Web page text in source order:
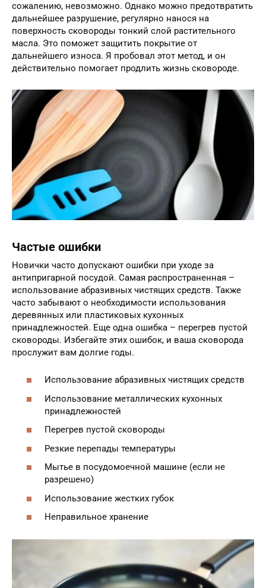
сожалению, невозможно. Однако можно предотвратить
дальнейшее разрушение, регулярно нанося на
поверхность сковороды тонкий слой растительного
масла. Это поможет защитить покрытие от
дальнейшего износа. Я пробовал этот метод, и он
действительно помогает продлить жизнь сковороде.
Частые ошибки
Новички часто допускают ошибки при уходе за
антипригарной посудой. Самая распространенная –
использование абразивных чистящих средств. Также
часто забывают о необходимости использования
деревянных или пластиковых кухонных
принадлежностей. Еще одна ошибка – перегрев пустой
сковороды. Избегайте этих ошибок, и ваша сковорода
прослужит вам долгие годы.
Использование абразивных чистящих средств
Использование металлических кухонных
принадлежностей
Перегрев пустой сковороды
Резкие перепады температуры
Мытье в посудомоечной машине (если не
разрешено)
Использование жестких губок
Неправильное хранение